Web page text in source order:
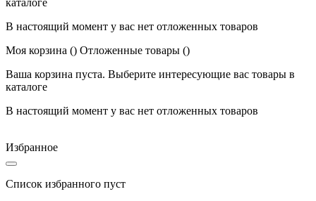
каталоге
В настоящий момент у вас нет отложенных товаров
Моя корзина () Отложенные товары ()
Ваша корзина пуста. Выберите интересующие вас товары в
каталоге
В настоящий момент у вас нет отложенных товаров
Избранное
Список избранного пуст